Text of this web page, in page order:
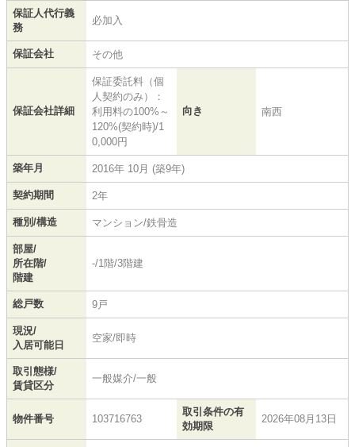
保証人代行義
務
必加入
保証会社 その他
保証会社詳細
保証委託料（個
人契約のみ）：
利用料の100%～
120%(契約時)/1
0,000円
向き 南西
築年月 2016年 10月 (築9年)
契約期間 2年
種別/構造 マンション/鉄骨造
部屋/
所在階/
階建
-/1階/3階建
総戸数 9戸
現況/
入居可能日
空家/即時
取引態様/
賃貸区分
一般媒介/一般
物件番号 103716763
取引条件の有
効期限
2026年08月13日